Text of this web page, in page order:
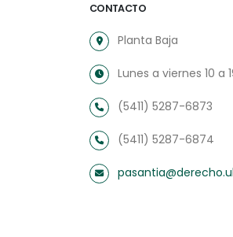
CONTACTO
Planta Baja
Lunes a viernes 10 a
(5411) 5287-6873
(5411) 5287-6874